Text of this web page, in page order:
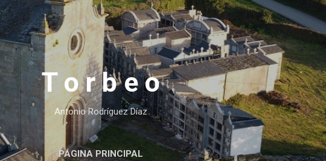
Ir al contenido principal
T o r b e o
Antonio Rodríguez Díaz
PÁGINA PRINCIPAL